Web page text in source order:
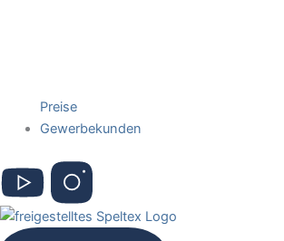
Preise
Gewerbekunden